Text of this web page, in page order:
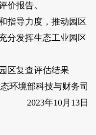
价报告。
导力度，推动园区
分发挥生态工业园区
复查评估结果
境部科技与财务司
2023年10月13日